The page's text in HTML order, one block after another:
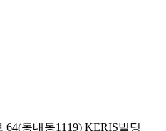
동내동1119) KERIS빌딩